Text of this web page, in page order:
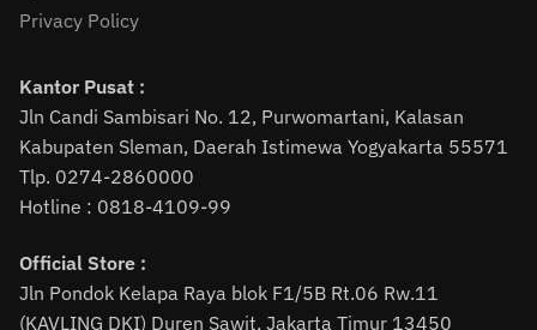
Privacy Policy
Kantor Pusat :
Jln Candi Sambisari No. 12, Purwomartani, Kalasan
Kabupaten Sleman, Daerah Istimewa Yogyakarta 55571
Tlp. 0274-2860000
Hotline : 0818-4109-99
Official Store :
Jln Pondok Kelapa Raya blok F1/5B Rt.06 Rw.11
(KAVLING DKI) Duren Sawit, Jakarta Timur 13450